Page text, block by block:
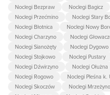
Noclegi Bezpraw
Noclegi Bagicz
Noclegi Przećmino
Noclegi Stary
Noclegi Błotnica
Noclegi Nowy
Noclegi Charzyno
Noclegi
Noclegi Sianożęty
Noclegi Dygowo
Noclegi Stojkowo
Noclegi Pustary
Noclegi Dźwirzyno
Noclegi Ołużna
Noclegi Rogowo
Noclegi Pleśna
Noclegi Skoczów
Noclegi Mrzeżyno